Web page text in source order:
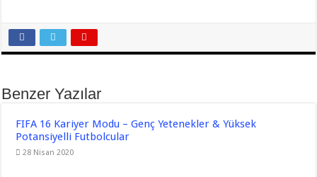
Benzer Yazılar
FIFA 16 Kariyer Modu – Genç Yetenekler & Yüksek
Potansiyelli Futbolcular
28 Nisan 2020